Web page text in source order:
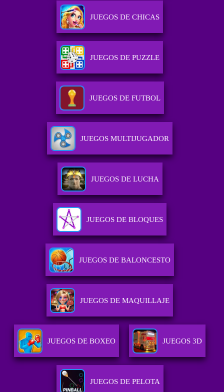
JUEGOS DE CHICAS
JUEGOS DE PUZZLE
JUEGOS DE FUTBOL
JUEGOS MULTIJUGADOR
JUEGOS DE LUCHA
JUEGOS DE BLOQUES
JUEGOS DE BALONCESTO
JUEGOS DE MAQUILLAJE
JUEGOS DE BOXEO JUEGOS 3D
JUEGOS DE PELOTA